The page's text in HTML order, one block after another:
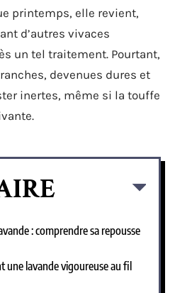
printemps, elle revient,
d’autres vivaces
un tel traitement. Pourtant,
devenues dures et
inertes, même si la touffe
: comprendre sa repousse
une lavande vigoureuse au fil